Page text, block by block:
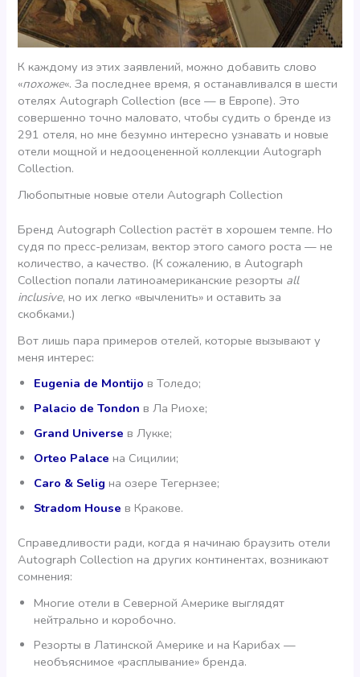
К каждому из этих заявлений, можно добавить слово
«похоже«. За последнее время, я останавливался в шести
отелях Autograph Collection (все — в Европе). Это
совершенно точно маловато, чтобы судить о бренде из
291 отеля, но мне безумно интересно узнавать и новые
отели мощной и недооцененной коллекции Autograph
Collection.
Любопытные новые отели Autograph Collection
Бренд Autograph Collection растёт в хорошем темпе. Но
судя по пресс-релизам, вектор этого самого роста — не
количество, а качество. (К сожалению, в Autograph
Collection попали латиноамериканские резорты all
inclusive, но их легко «вычленить» и оставить за
скобками.)
Вот лишь пара примеров отелей, которые вызывают у
меня интерес:
Eugenia de Montijo в Толедо;
Palacio de Tondon в Ла Риохе;
Grand Universe в Лукке;
Orteo Palace на Сицилии;
Caro & Selig на озере Тегернзее;
Stradom House в Кракове.
Справедливости ради, когда я начинаю браузить отели
Autograph Collection на других континентах, возникают
сомнения:
Многие отели в Северной Америке выглядят
нейтрально и коробочно.
Резорты в Латинской Америке и на Карибах —
необъяснимое «расплывание» бренда.